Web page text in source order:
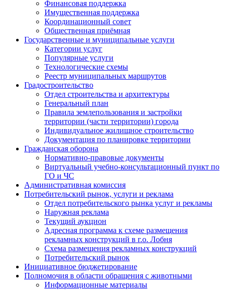
Финансовая поддержка
Имущественная поддержка
Координационный совет
Общественная приёмная
Государственные и муниципальные услуги
Категории услуг
Популярные услуги
Технологические схемы
Реестр муниципальных маршрутов
Градостроительство
Отдел строительства и архитектуры
Генеральный план
Правила землепользования и застройки
территории (части территории) города
Индивидуальное жилищное строительство
Документация по планировке территории
Гражданская оборона
Н​ормативно-правовые документы
Виртуальный учебно-консультационный пункт по
ГО и ЧС
Административная комиссия
Потребительский рынок, услуги и реклама
Отдел потребительского рынка услуг и рекламы
Наружная реклама
Текущий аукцион
Адресная программа к схеме размещения
рекламных конструкций в г.о. Лобня
Схема размещения рекламных конструкций
Потребительский рынок
Инициативное бюджетирование
Полномочия в области обращения с животными
Информационные материалы